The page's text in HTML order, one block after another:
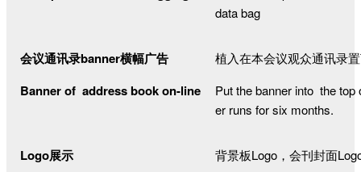
data bag
会议通讯录banner横幅广告
Banner of address book on-line
植入在本会议观众通讯录
Put the banner into the top
er runs for six months.
Logo展示
背景板Logo ，会刊封面